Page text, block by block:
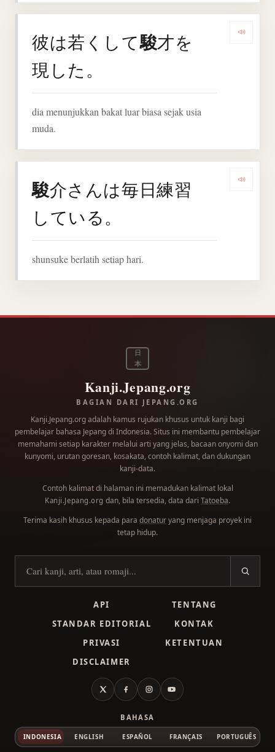
彼は若くして駿才を
現した。
dia menunjukkan bakat luar biasa sejak usia
muda.
駿介さんは毎日練習
している。
shunsuke berlatih setiap hari.
日
本
Kanji.Jepang.org
BAGIAN DARI JEPANG.ORG
Kanji.Jepang.org adalah kamus rujukan khusus untuk kanji bagi
pembelajar bahasa Jepang di Indonesia. Situs ini membantu pembelajar
memahami setiap karakter melalui arti yang jelas, bacaan onyomi dan
kunyomi, urutan goresan, kosakata, contoh kalimat, dan dukungan
kanji-data.
Contoh kalimat di halaman ini memadukan kalimat lokal
Kanji.Jepang.org dan, bila tersedia, data dari Tatoeba.
Terima kasih khusus kepada para donaturyang menjaga proyek ini
tetap hidup.
Cari kanji
API
TENTANG
STANDAR EDITORIAL
KONTAK
PRIVASI
KETENTUAN
DISCLAIMER
X FacebookInstagramYouTube
BAHASA
INDONESIA ENGLISH ESPAÑOL FRANÇAIS PORTUGUÊS